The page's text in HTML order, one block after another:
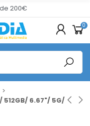
200€
0
6.67"/ 5G/